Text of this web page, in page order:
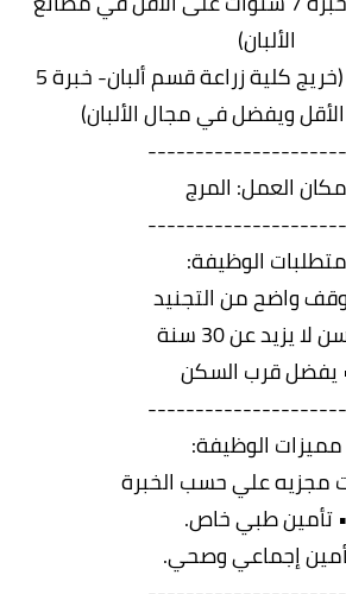
الألبان)
3. مهندس جودة (خريج كلية زراعة قسم ألبان- خبرة 5
ويفضل في مجال الألبان)
مكان العمل: المرج
متطلبات الوظيفة:
واضح من التجنيد
لا يزيد عن 30 سنة
يفضل قرب السكن
مميزات الوظيفة:
مجزيه علي حسب الخبرة
• تأمين طبي خاص.
إجماعي وصحي.